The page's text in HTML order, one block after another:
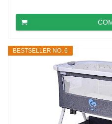
BESTSELLER NO. 6